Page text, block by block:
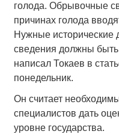
голода. Обрывочные
причинах голода
Нужные исторические
сведения должны
написал Токаев в
понедельник.
Он считает
специалистов дать
уровне государства.